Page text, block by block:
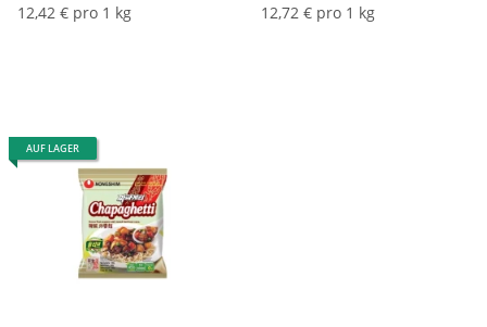
12,42 € pro 1 kg
12,72 € pro 1 kg
AUF LAGER